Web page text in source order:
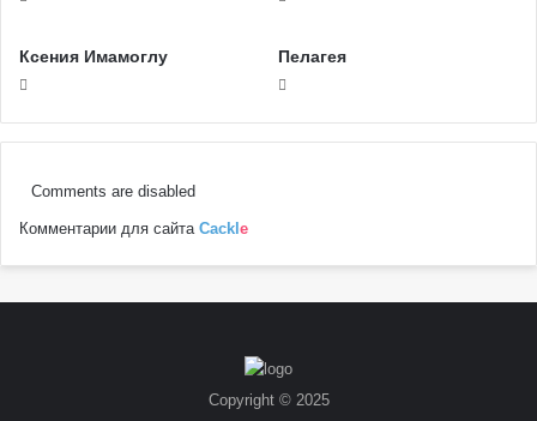
Ксения Имамоглу Пелагея
Comments are disabled
Комментарии для сайта Cackl e
Copyright © 2025